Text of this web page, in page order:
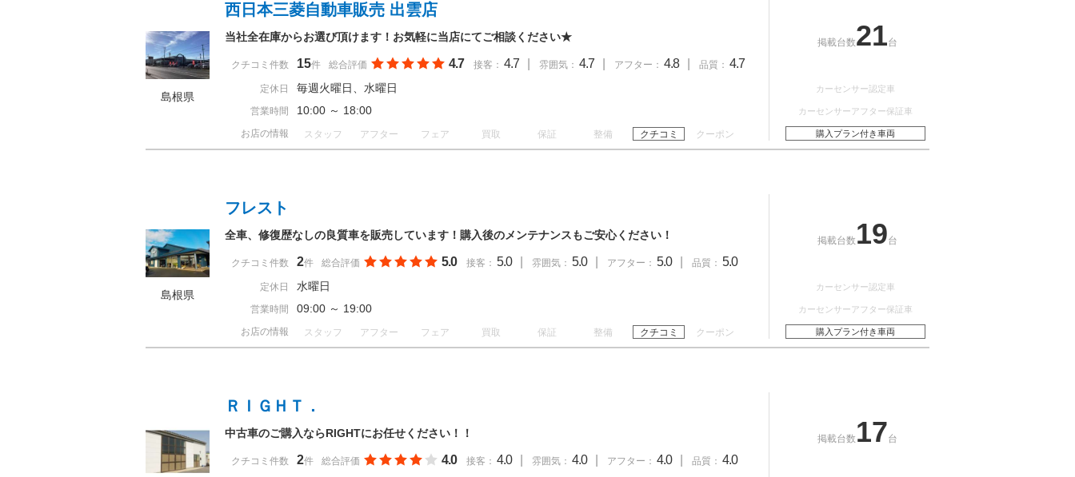
島根県
西日本三菱自動車販売 出雲店
当社全在庫からお選び頂けます！お気軽に当店にてご相談ください★
クチコミ件数 15件 総合評価 4.7 接客： 4.7 雰囲気： 4.7 アフター： 4.8 品質： 4.7
定休日 毎週火曜日、水曜日
営業時間 10:00 ～ 18:00
お店の情報 スタッフ アフター フェア 買取 保証 整備 クチコミ クーポン
掲載台数21台
カーセンサー認定車
カーセンサーアフター保証車
購入プラン付き車両
島根県
フレスト
全車、修復歴なしの良質車を販売しています！購入後のメンテナンスもご安心ください！
クチコミ件数 2件 総合評価 5.0 接客： 5.0 雰囲気： 5.0 アフター： 5.0 品質： 5.0
定休日 水曜日
営業時間 09:00 ～ 19:00
お店の情報 スタッフ アフター フェア 買取 保証 整備 クチコミ クーポン
掲載台数 19台
カーセンサー認定車
カーセンサーアフター保証車
購入プラン付き車両
ＲＩＧＨＴ．
中古車のご購入ならRIGHTにお任せください！！
クチコミ件数 2件 総合評価 4.0 接客： 4.0 雰囲気： 4.0 アフター： 4.0 品質： 4.0
掲載台数 17台